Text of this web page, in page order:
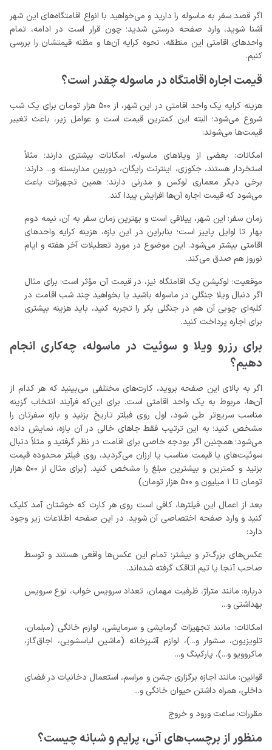
اگر قصد سفر به ماسوله را دارید و می‌خواهید با انواع اقامتگاه‌های این شهر
آشنا شوید، وارد صفحه درستی شدید؛ چون قرار است در ادامه، تمام
واحدهای اقامتی این منطقه، نحوه کرایه آن‌ها و مظنه قیمتشان را بررسی
کنیم.
قیمت اجاره اقامتگاه در ماسوله چقدر است؟
هزینه کرایه یک واحد اقامتی در این شهر، از 500 هزار تومان برای یک شب
شروع می‌شود؛ البته این کمترین قیمت است و عوامل زیر، باعث تغییر
قیمت‌ها می‌شوند:
امکانات: بعضی از ویلاهای ماسوله، امکانات بیشتری دارند؛ مثلاً
استخردار هستند، جکوزی، اینترنت رایگان، دوربین مداربسته و... دارند؛
برخی دیگر معماری لوکس و مدرنی دارند؛ همین تجهیزات باعث
می‌شود که قیمت اجاره آن‌ها افزایش پیدا کند.
زمان سفر: این شهر، ییلاقی است و بهترین زمان سفر به آن، نیمه دوم
بهار تا اوایل پاییز است؛ بنابراین در این بازه، هزینه کرایه واحدهای
اقامتی بیشتر می‌شود. این موضوع در مورد تعطیلات آخر هفته و ایام
نوروز هم صدق می‌کند.
موقعیت: لوکیشن یک اقامتگاه نیز، در قیمت آن مؤثر است؛ برای مثال
اگر دنبال ویلا جنگلی در ماسوله باشید یا بخواهید چند شب اقامت در
کلبه‌ای چوبی آن هم در جنگلی بکر را تجربه کنید، باید هزینه بیشتری
برای اجاره پرداخت کنید.
برای رزرو ویلا و سوئیت در ماسوله، چه‌کاری انجام
دهیم؟
اگر به بالای این صفحه بروید، کارت‌های مختلفی می‌بینید که هر کدام از
آن‌ها، مربوط به یک واحد اقامتی است. برای این‌که فرآیند انتخاب گزینه
مناسب سریع‌تر طی شود، اول روی فیلتر تاریخ بزنید و بازه سفرتان را
مشخص کنید؛ به این ترتیب فقط جاهای خالی در آن بازه، نمایش داده
می‌شود؛ همچنین اگر بودجه خاصی برای اقامت در نظر گرفتید و مثلاً دنبال
سوئیت‌های با قیمت مناسب یا ارزان می‌گردید، روی فیلتر محدوده قیمت
بزنید و کمترین و بیشترین مبلغ را مشخص کنید. (برای مثال از 500 هزار
تومان تا 1 میلیون و 500 هزار تومان)
بعد از اعمال این فیلترها، کافی است روی هر کارت که خوشتان آمد کلیک
کنید و وارد صفحه اختصاصی آن شوید. در این صفحه اطلاعات زیر وجود
دارد:
عکس‌های بزرگ‌تر و بیشتر: تمام این عکس‌ها واقعی هستند و توسط
صاحب آنجا یا تیم اتاقک گرفته شده‌اند.
درباره: مانند متراژ، ظرفیت مهمان، تعداد سرویس خواب، نوع سرویس
بهداشتی و...
امکانات: مانند تجهیزات گرمایشی و سرمایشی، لوازم خانگی (مبلمان،
تلویزیون، سشوار و...)، لوازم آشپزخانه (ماشین لباسشویی، اجاق‌گاز،
ماکروویو و...)، پارکینگ و...
قوانین: مانند اجازه برگزاری جشن و مراسم، استعمال دخانیات در فضای
داخلی، همراه داشتن حیوان خانگی و...
مقررات: ساعت ورود و خروج
منظور از برچسب‌های آنی، پرایم و شبانه چیست؟